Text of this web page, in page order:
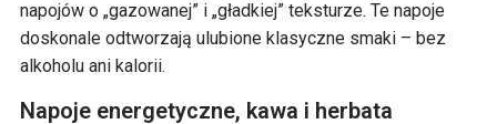
napojów o „gazowanej” i „gładkiej” teksturze. Te napoje
doskonale odtworzają ulubione klasyczne smaki – bez
alkoholu ani kalorii.
Napoje energetyczne, kawa i herbata